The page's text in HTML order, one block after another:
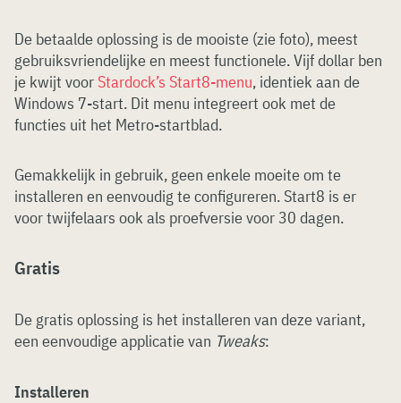
De betaalde oplossing is de mooiste (zie foto), meest
gebruiksvriendelijke en meest functionele. Vijf dollar ben
je kwijt voor Stardock’s Start8-menu, identiek aan de
Windows 7-start. Dit menu integreert ook met de
functies uit het Metro-startblad.
Gemakkelijk in gebruik, geen enkele moeite om te
installeren en eenvoudig te configureren. Start8 is er
voor twijfelaars ook als proefversie voor 30 dagen.
Gratis
De gratis oplossing is het installeren van deze variant,
een eenvoudige applicatie van Tweaks:
Installeren